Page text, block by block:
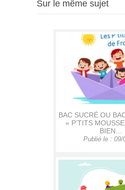
Sur le même sujet
BAC SUCRÉ OU
« P’TITS
BIEN…
Publié le : 09/